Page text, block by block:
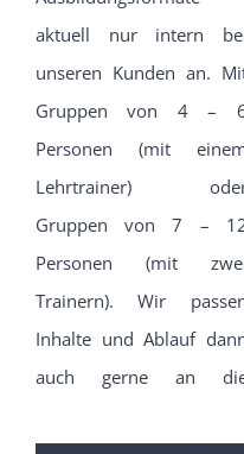
aktuell nur intern
unseren Kunden an.
Gruppen von 4 –
Personen (mit
Lehrtrainer)
Gruppen von 7 –
Personen (mit
Trainern). Wir
Inhalte und Ablauf
auch gerne an
Unternehmens
Besonders Teams in
Bereichen Innovation
haben in
Vergangenheit
unserer Ausbildung in
Workshop-